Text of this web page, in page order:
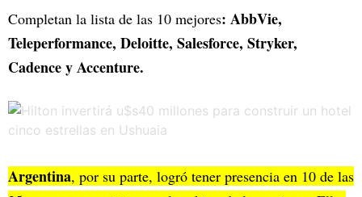
Completan la lista de las 10 mejores: AbbVie,
Teleperformance, Deloitte, Salesforce, Stryker,
Cadence y Accenture.
Argentina, por su parte, logró tener presencia en 10 de las